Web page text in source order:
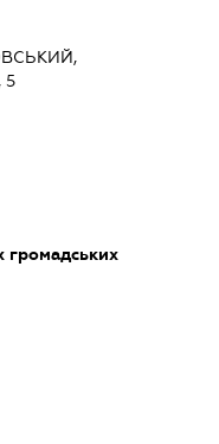
5
громадських